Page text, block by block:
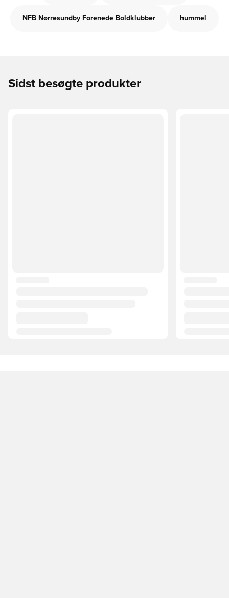
NFB Nørresundby Forenede Boldklubber hummel
Sidst besøgte produkter